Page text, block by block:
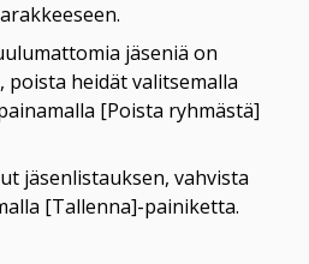
jäseniä on
poista heidät valitsemalla
[Poista ryhmästä]
jäsenlistauksen, vahvista
[Tallenna]-painiketta.